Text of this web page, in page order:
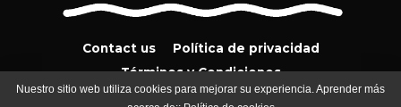
Contact us
Política de privacidad
Términos y Condiciones
Nuestro sitio web utiliza cookies para mejorar su experiencia. Aprender más